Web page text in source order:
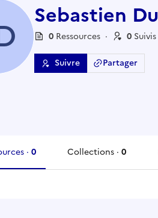
Sebastien
0 Ressources · 0 Suivis
Suivre Partager
· 0
s
Collections · 0